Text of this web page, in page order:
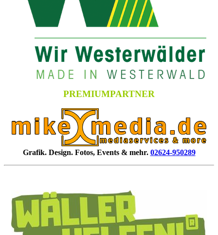
PREMIUMPARTNER
Grafik. Design. Fotos, Events & mehr. 02624-950289